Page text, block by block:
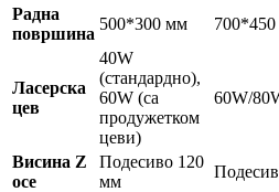
Радна
површина
500*300 мм
Ласерска
цев
40W
(стандардно),
60W (са
продужетком
цеви)
60W/
Висина Z
осе
Подесиво 120
мм